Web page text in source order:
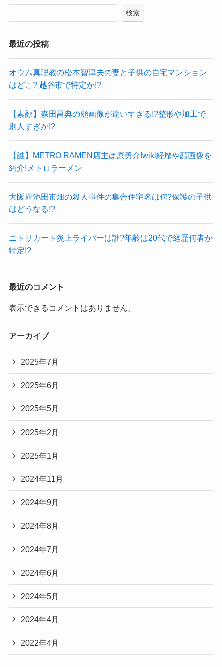
検索
最近の投稿
オウム真理教の松本智津夫の妻と子供の自宅マンション
はどこ? 越谷市で特定か!?
【素顔】森田昌典の顔画像が違いすぎる!?整形や加工で
別人すぎか!?
【誰】METRO RAMEN店主は原勇介!wiki経歴や顔画像を
紹介!メトロラーメン
大阪府池田市畑の殺人事件の集合住宅名は何?保護の子供
はどうなる!?
ニトリカート炎上ライバーは誰?年齢は20代で経歴何者か
特定!?
最近のコメント
表示できるコメントはありません。
アーカイブ
2025年7月
2025年6月
2025年5月
2025年2月
2025年1月
2024年11月
2024年9月
2024年8月
2024年7月
2024年6月
2024年5月
2024年4月
2022年4月